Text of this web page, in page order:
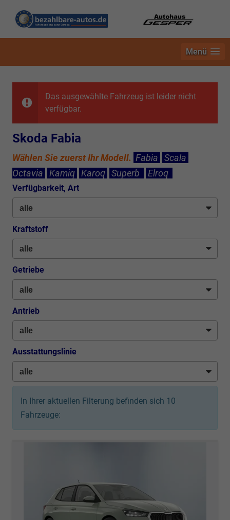
Menü
Das ausgewählte Fahrzeug ist leider nicht
verfügbar.
Skoda Fabia
Wählen Sie zuerst Ihr Modell. Fabia
Scala
Octavia
Kamiq Karoq Superb Elroq
Verfügbarkeit, Art
Kraftstoff
Getriebe
Antrieb
Ausstattungslinie
In Ihrer aktuellen Filterung befinden sich 10
Fahrzeuge: